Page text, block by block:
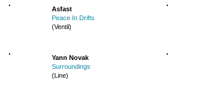
Asfast
Peace In Drifts
(Ventil)
Yann Novak
Surroundings
(Line)